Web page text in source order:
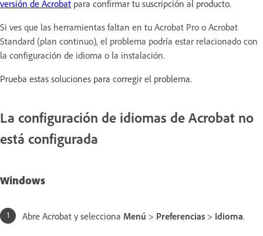
versión de Acrobat para confirmar tu suscripción al producto.
Si ves que las herramientas faltan en tu Acrobat Pro o Acrobat
Standard (plan continuo), el problema podría estar relacionado con
la configuración de idioma o la instalación.
Prueba estas soluciones para corregir el problema.
La configuración de idiomas de Acrobat no
está configurada
Windows
Abre Acrobat y selecciona Menú > Preferencias > Idioma.